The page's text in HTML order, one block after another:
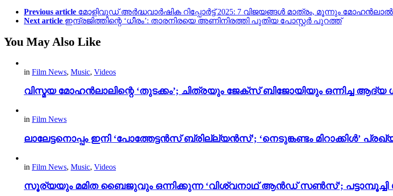
Previous article മോളിവുഡ് അർദ്ധവാർഷിക റിപ്പോർട്ട് 2025: 7 വിജയങ്ങൾ മാത്രം, മൂന്നും
Next article ഇന്ദ്രജിത്തിന്റെ ‘ധീരം’: താരനിരയെ അണിനിരത്തി പുതിയ പോസ്റ്റർ പുറത്ത്
You May Also Like
in Film News, Music, Videos
വിസ്മയ മോഹൻലാലിന്റെ ‘തുടക്കം’; ചിത്രയും ജേക്സ് ബിജോയിയും ഒന്നിച്ച ആദ്യ
in Film News
ലാലേട്ടനൊപ്പം ഇനി ‘പോത്തേട്ടൻസ് ബ്രില്ല്യൻസ്’; ‘നെടുങ്കണ്ടം മിറാക്കിൾ’
in Film News, Music, Videos
സൂര്യയും മമിത ബൈജുവും ഒന്നിക്കുന്ന ‘വിശ്വനാഥ് ആൻഡ് സൺസ്’; പട്ടാമ്പൂച്ചി